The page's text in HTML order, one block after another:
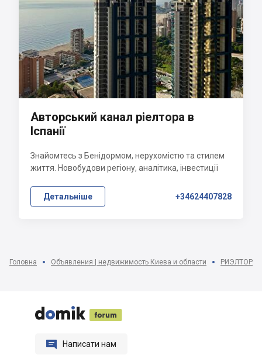
Авторський канал ріелтора в
Іспанії
Знайомтесь з Бенідормом, нерухомістю та стилем
життя. Новобудови регіону, аналітика, інвестиції
Детальніше +34624407828
Головна Объявления | недвижимость Киева и области РИЭЛТОРАМ


 

 Написати нам